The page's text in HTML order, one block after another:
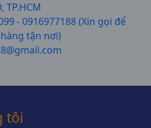
TP.HCM
- 0916977188 (Xin gọi để
tận nơi)
tôi